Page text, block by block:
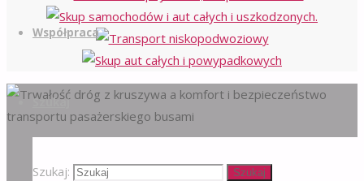
Współpraca
Szukaj
Szukaj: Szukaj